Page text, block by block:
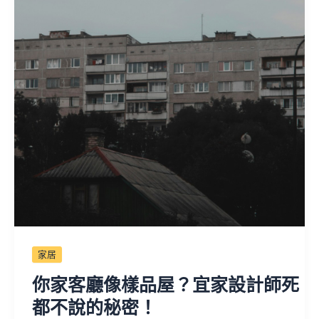
家居
你家客廳像樣品屋？宜家設計師死
都不說的秘密！